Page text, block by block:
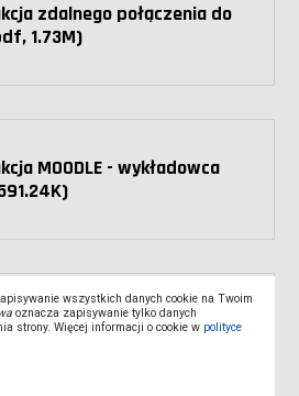
zdalnego połączenia do
1.73M)
MOODLE - wykładowca
MOODLE - student (pdf,
wszystkich danych cookie na Twoim
oznacza zapisywanie tylko danych
strony. Więcej informacji o cookie w polityce